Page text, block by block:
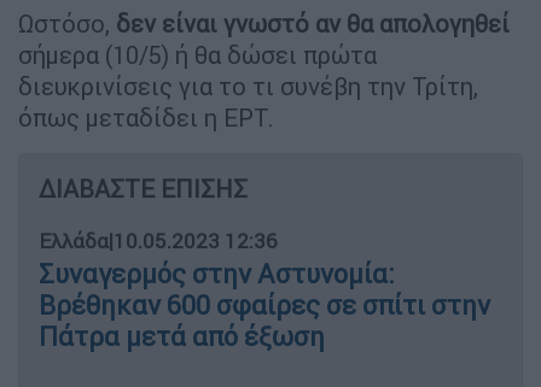
Ωστόσο, δεν είναι γνωστό αν θα απολογηθεί
σήμερα (10/5) ή θα δώσει πρώτα
διευκρινίσεις για το τι συνέβη την Τρίτη,
όπως μεταδίδει η ΕΡΤ.
ΔΙΑΒΑΣΤΕ ΕΠΙΣΗΣ
Ελλάδα|10.05.2023 12:36
Συναγερμός στην Αστυνομία:
Βρέθηκαν 600 σφαίρες σε σπίτι στην
Πάτρα μετά από έξωση